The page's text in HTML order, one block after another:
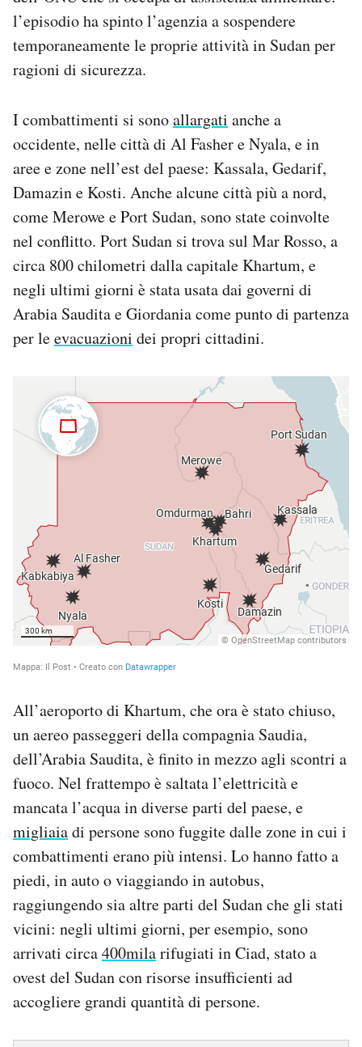
l’episodio ha spinto l’agenzia a sospendere
temporaneamente le proprie attività in Sudan per
ragioni di sicurezza.
I combattimenti si sonoallargati anche a
occidente, nelle città di Al Fasher e Nyala, e in
aree e zone nell’est del paese: Kassala, Gedarif,
Damazin e Kosti. Anche alcune città più a nord,
come Merowe e Port Sudan, sono state coinvolte
nel conflitto. Port Sudan si trova sul Mar Rosso, a
circa 800 chilometri dalla capitale Khartum, e
negli ultimi giorni è stata usata dai governi di
Arabia Saudita e Giordania come punto di partenza
per leevacuazioni dei propri cittadini.
All’aeroporto di Khartum, che ora è stato chiuso,
un aereo passeggeri della compagnia Saudia,
dell’Arabia Saudita, è finito in mezzo agli scontri a
fuoco. Nel frattempo è saltata l’elettricità e
mancata l’acqua in diverse parti del paese, e
migliaiadi persone sono fuggite dalle zone in cui i
combattimenti erano più intensi. Lo hanno fatto a
piedi, in auto o viaggiando in autobus,
raggiungendo sia altre parti del Sudan che gli stati
vicini: negli ultimi giorni, per esempio, sono
arrivati circa400milarifugiati in Ciad, stato a
ovest del Sudan con risorse insufficienti ad
accogliere grandi quantità di persone.